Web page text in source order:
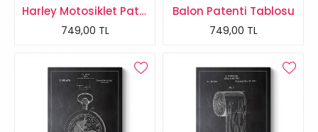
Harley Motosiklet Patenti Tablosu
749,00 TL
Balon Patenti Tablosu
749,00 TL